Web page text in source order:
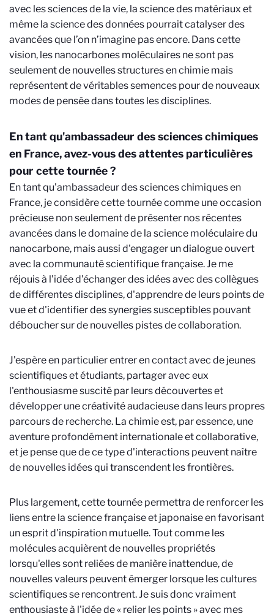
avec les sciences de la vie, la science des matériaux et
même la science des données pourrait catalyser des
avancées que l’on n’imagine pas encore. Dans cette
vision, les nanocarbones moléculaires ne sont pas
seulement de nouvelles structures en chimie mais
représentent de véritables semences pour de nouveaux
modes de pensée dans toutes les disciplines.
En tant qu'ambassadeur des sciences chimiques
en France, avez-vous des attentes particulières
pour cette tournée ?
En tant qu'ambassadeur des sciences chimiques en
France, je considère cette tournée comme une occasion
précieuse non seulement de présenter nos récentes
avancées dans le domaine de la science moléculaire du
nanocarbone, mais aussi d'engager un dialogue ouvert
avec la communauté scientifique française. Je me
réjouis à l'idée d'échanger des idées avec des collègues
de différentes disciplines, d'apprendre de leurs points de
vue et d'identifier des synergies susceptibles pouvant
déboucher sur de nouvelles pistes de collaboration.
J'espère en particulier entrer en contact avec de jeunes
scientifiques et étudiants, partager avec eux
l'enthousiasme suscité par leurs découvertes et
développer une créativité audacieuse dans leurs propres
parcours de recherche. La chimie est, par essence, une
aventure profondément internationale et collaborative,
et je pense que de ce type d'interactions peuvent naître
de nouvelles idées qui transcendent les frontières.
Plus largement, cette tournée permettra de renforcer les
liens entre la science française et japonaise en favorisant
un esprit d'inspiration mutuelle. Tout comme les
molécules acquièrent de nouvelles propriétés
lorsqu'elles sont reliées de manière inattendue, de
nouvelles valeurs peuvent émerger lorsque les cultures
scientifiques se rencontrent. Je suis donc vraiment
enthousiaste à l'idée de « relier les points » avec mes